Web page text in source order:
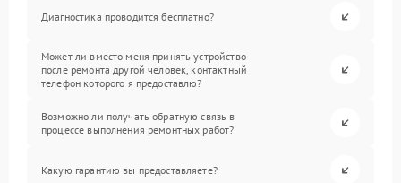
Диагностика проводится бесплатно?
Может ли вместо меня принять устройство
после ремонта другой человек, контактный
телефон которого я предоставлю?
Возможно ли получать обратную связь в
процессе выполнения ремонтных работ?
Какую гарантию вы предоставляете?